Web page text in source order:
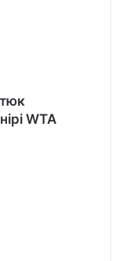
WTA